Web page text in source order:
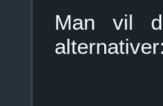
Man vil
alternativer: